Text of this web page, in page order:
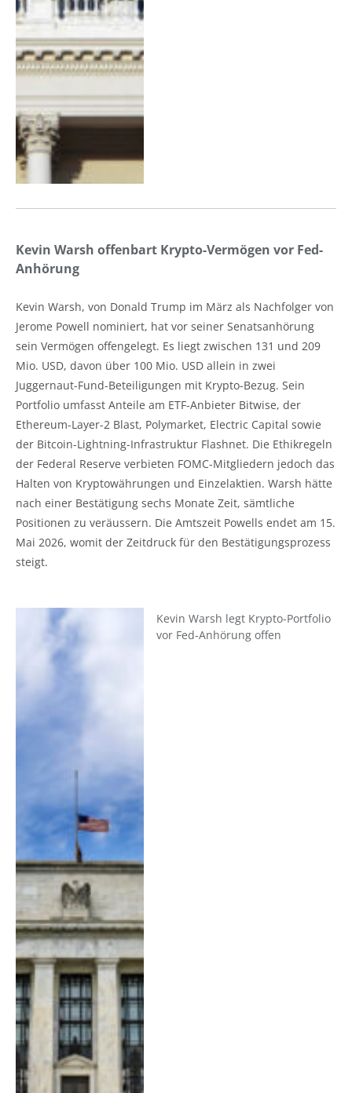
Kevin Warsh offenbart Krypto-Vermögen vor Fed-
Anhörung
Kevin Warsh, von Donald Trump im März als Nachfolger von
Jerome Powell nominiert, hat vor seiner Senatsanhörung
sein Vermögen offengelegt. Es liegt zwischen 131 und 209
Mio. USD, davon über 100 Mio. USD allein in zwei
Juggernaut-Fund-Beteiligungen mit Krypto-Bezug. Sein
Portfolio umfasst Anteile am ETF-Anbieter Bitwise, der
Ethereum-Layer-2 Blast, Polymarket, Electric Capital sowie
der Bitcoin-Lightning-Infrastruktur Flashnet. Die Ethikregeln
der Federal Reserve verbieten FOMC-Mitgliedern jedoch das
Halten von Kryptowährungen und Einzelaktien. Warsh hätte
nach einer Bestätigung sechs Monate Zeit, sämtliche
Positionen zu veräussern. Die Amtszeit Powells endet am 15.
Mai 2026, womit der Zeitdruck für den Bestätigungsprozess
steigt.
Kevin Warsh legt Krypto-Portfolio
vor Fed-Anhörung offen